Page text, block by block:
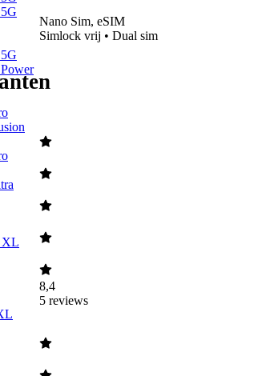
XL
Nano Sim, eSIM
Simlock vrij • Dual sim
8,4
5 reviews